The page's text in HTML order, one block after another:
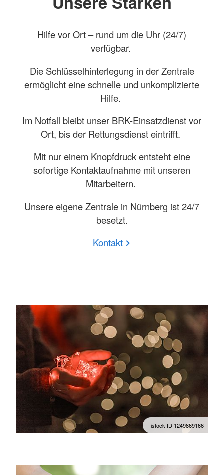
Hilfe vor Ort – rund um die Uhr (24/7)
verfügbar.
Die Schlüsselhinterlegung in der Zentrale
ermöglicht eine schnelle und unkomplizierte
Hilfe.
Im Notfall bleibt unser BRK-Einsatzdienst vor
Ort, bis der Rettungsdienst eintrifft.
Mit nur einem Knopfdruck entsteht eine
sofortige Kontaktaufnahme mit unseren
Mitarbeitern.
Unsere eigene Zentrale in Nürnberg ist 24/7
besetzt.
Kontakt
istock ID 1249869166